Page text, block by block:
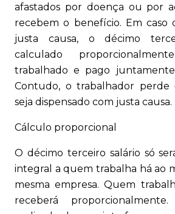
afastados por doença ou por
recebem o benefício. Em caso
justa causa, o décimo
calculado
trabalhado e pago
Contudo, o trabalhador perde
seja dispensado com justa causa.
Cálculo proporcional
O décimo terceiro salário só
integral a quem trabalha há ao
mesma empresa. Quem
receberá